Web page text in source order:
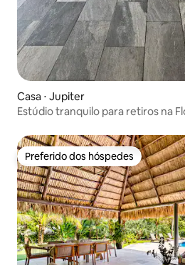
Casa ⋅ Jupiter
Estúdio tranquilo para retiros na
Preferido dos hóspedes
Preferido dos hóspedes